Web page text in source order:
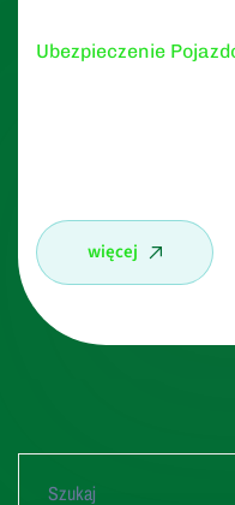
Ubezpieczenie
więcej